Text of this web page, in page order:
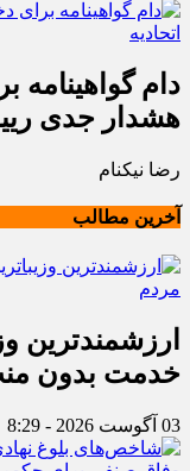
دام گواهینامه
هشدار جدی
رضا نیکنام
آخرین مطالب
ارزشمندترین
خدمت بدون
03 آگوست 2026 - 8:29